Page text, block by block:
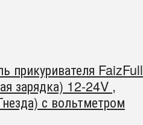
прикуривателя FaizFull
зарядка) 12-24V ,
с вольтметром